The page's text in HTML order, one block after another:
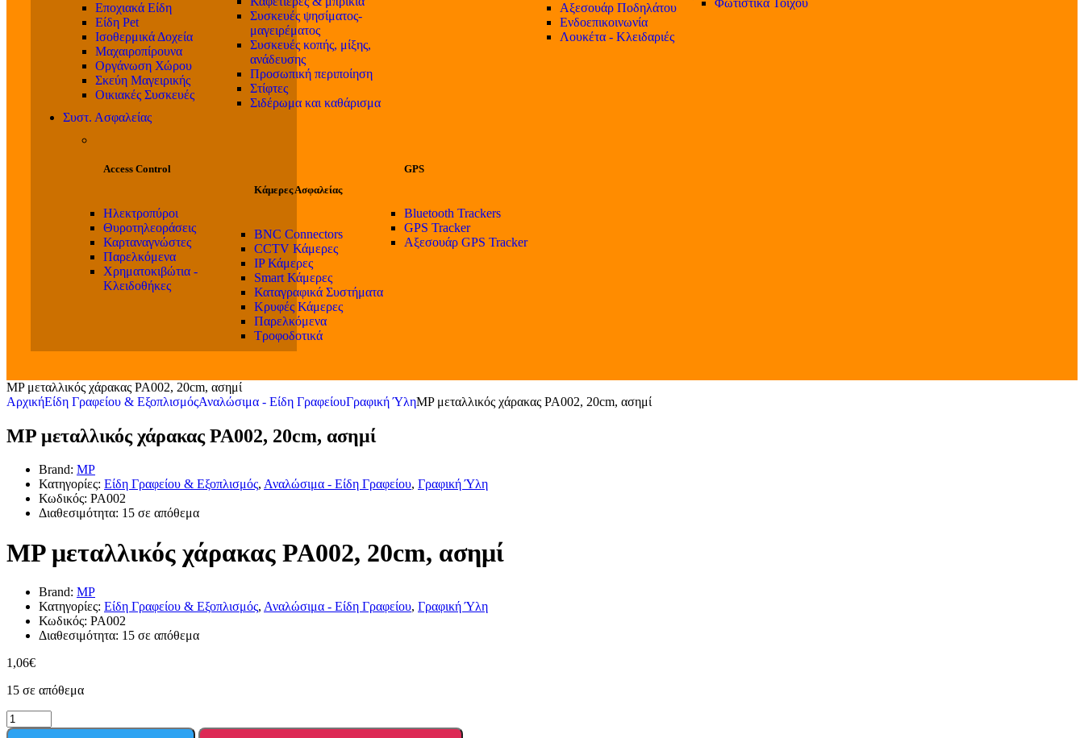
Εποχιακά Είδη
Είδη Pet
Ισοθερμικά Δοχεία
Μαχαιροπίρουνα
Οργάνωση Χώρου
Σκεύη Μαγειρικής
Οικιακές Συσκευές
Συσκευές ψησίματος-
μαγειρέματος
Συσκευές κοπής, μίξης,
ανάδευσης
Προσωπική περιποίηση
Στίφτες
Σιδέρωμα και καθάρισμα
Αξεσουάρ Ποδηλάτου
Ενδοεπικοινωνία
Λουκέτα - Κλειδαριές
Φωτιστικά Τοίχου
Συστ. Ασφαλείας
Access Control
Ηλεκτροπύροι
Θυροτηλεοράσεις
Καρταναγνώστες
Παρελκόμενα
Χρηματοκιβώτια -
Κλειδοθήκες
Κάμερες Ασφαλείας
BNC Connectors
CCTV Κάμερες
IP Κάμερες
Smart Κάμερες
Καταγραφικά Συστήματα
Κρυφές Κάμερες
Παρελκόμενα
Τροφοδοτικά
GPS
Bluetooth Trackers
GPS Tracker
Αξεσουάρ GPS Tracker
MP μεταλλικός χάρακας PA002, 20cm, ασημί
ΑρχικήΕίδη Γραφείου & ΕξοπλισμόςΑναλώσιμα - Είδη ΓραφείουΓραφική ΎληMP μεταλλικός χάρακας PA002, 20cm, ασημί
MP μεταλλικός χάρακας PA002, 20cm, ασημί
Brand: MP
Κατηγορίες: Είδη Γραφείου & Εξοπλισμός, Αναλώσιμα - Είδη Γραφείου, Γραφική Ύλη
Κωδικός: PA002
Διαθεσιμότητα: 15 σε απόθεμα
MP μεταλλικός χάρακας PA002, 20cm, ασημί
Brand: MP
Κατηγορίες: Είδη Γραφείου & Εξοπλισμός, Αναλώσιμα - Είδη Γραφείου, Γραφική Ύλη
Κωδικός: PA002
Διαθεσιμότητα: 15 σε απόθεμα
1,06€
15 σε απόθεμα